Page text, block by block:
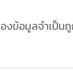
งข้อมูลจำเป็น